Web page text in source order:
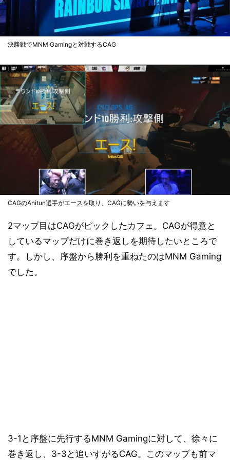
決勝戦でMNM Gamingと対戦するCAG
CAGのAnitun選手がエースを取り、CAGに勢いを与えます
2マップ目はCAGがピックしたカフェ。CAGが得意と
しているマップだけに巻き返しを期待したいところで
す。しかし、序盤から勝利を重ねたのはMNM Gaming
でした。
3-1と序盤に先行するMNM Gamingに対して、徐々に
巻き返し、3-3と追いすがるCAG。このマップも前マ